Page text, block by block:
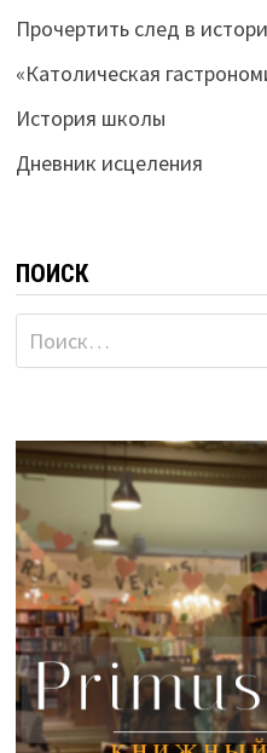
Прочертить след в
«Католическая
История школы
Дневник исцеления
ПОИСК
Найти: